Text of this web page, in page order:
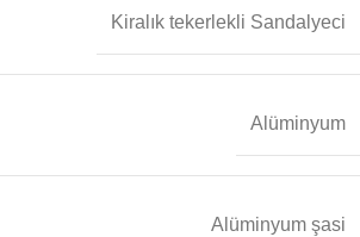
Kiralık tekerlekli Sandalyeci
Alüminyum
Alüminyum şasi